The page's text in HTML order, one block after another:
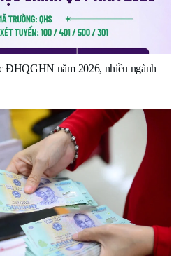
ĐHQGHN năm 2026, nhiều ngành